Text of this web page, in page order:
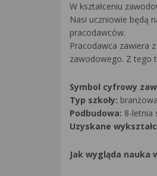
W kształceniu
Nasi uczniowie będą
pracodawców.
Pracodawca zawiera
zawodowego. Z tego
Symbol cyfrowy
Typ szkoły:
Podbudowa: 8-letnia
Uzyskane
Jak wygląda nauka